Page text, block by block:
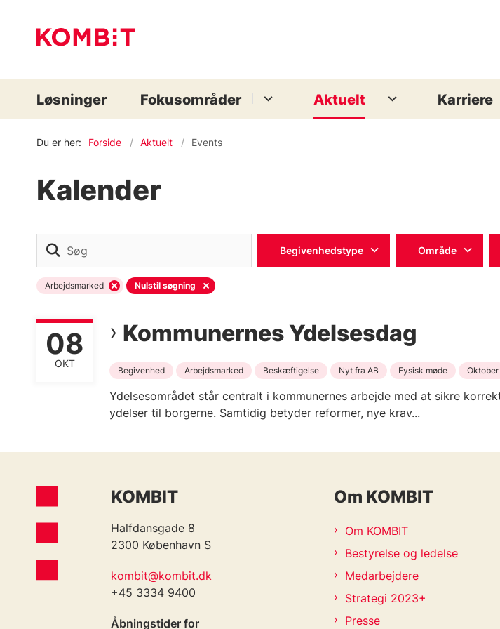
Løsninger Fokusområder Aktuelt Karriere
Du er her: Forside Aktuelt Events
Kalender
Begivenhedstype Område
Arbejdsmarked Nulstil søgning
Kommunernes Ydelsesdag
08
OKT
Begivenhed Arbejdsmarked Beskæftigelse Nyt fra AB Fysisk møde Oktober
Ydelsesområdet står centralt i kommunernes arbejde med at sikre
ydelser til borgerne. Samtidig betyder reformer, nye krav...
KOMBIT
Halfdansgade 8
2300 København S
kombit@kombit.dk
+45 3334 9400
Åbningstider for
Om KOMBIT
Om KOMBIT
Bestyrelse og ledelse
Medarbejdere
Strategi 2023+
Presse